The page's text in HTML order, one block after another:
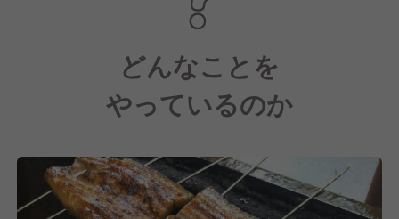
どんなことを
やっているのか